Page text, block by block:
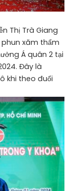
Thị Trà Giang
xăm thẩm
Á quân 2 tại
Đây là
khi theo đuổi